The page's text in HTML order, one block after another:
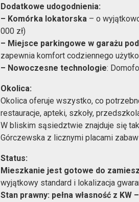
Dodatkowe udogodnienia:
– Komórka lokatorska – o
000 zł)
– Miejsce parkingowe w garażu
zapewnia komfort codziennego
– Nowoczesne technologie:
Okolica:
Okolica oferuje wszystko, co
restauracje, apteki, szkoły,
W bliskim sąsiedztwie znajduje się
Górczewska z licznymi placami
Status:
Mieszkanie jest gotowe do
wyjątkowy standard i lokalizacja
Stan prawny: pełna własność z